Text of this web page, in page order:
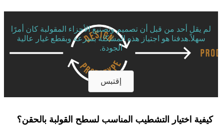
لم يقل أحد من قبل أن تصميم وتصنيع الأجزاء المقولبة كان أمرًا
سهلاً.هدفنا هو اجتياز هذه المشكلة بسرعة وبقطع غيار عالية
الجودة.
إقتبس
كيفية اختيار التشطيب المناسب لسطح القولبة بالحقن؟